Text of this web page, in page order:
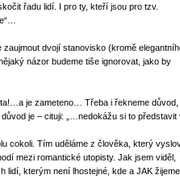
řadu lidí. I pro ty, kteří jsou pro tzv.
dvojí stanovisko (kromě
názor budeme tiše ignorovat, jako by
je zameteno… Třeba i řekneme důvod,
je – cituji: „…nedokážu si to představit
cokoli. Tím uděláme z člověka, který
mezi romantické utopisty. Jak jsem viděl,
lidí, kterým není lhostejné, kde a JAK